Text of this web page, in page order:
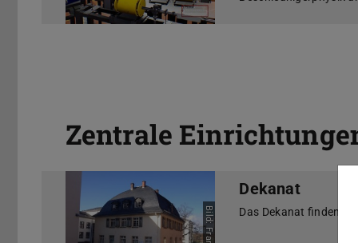
Zentrale
Dekanat
Das Dekanat finden